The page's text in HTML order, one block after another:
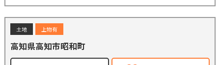
土地 上物有
高知県高知市昭和町